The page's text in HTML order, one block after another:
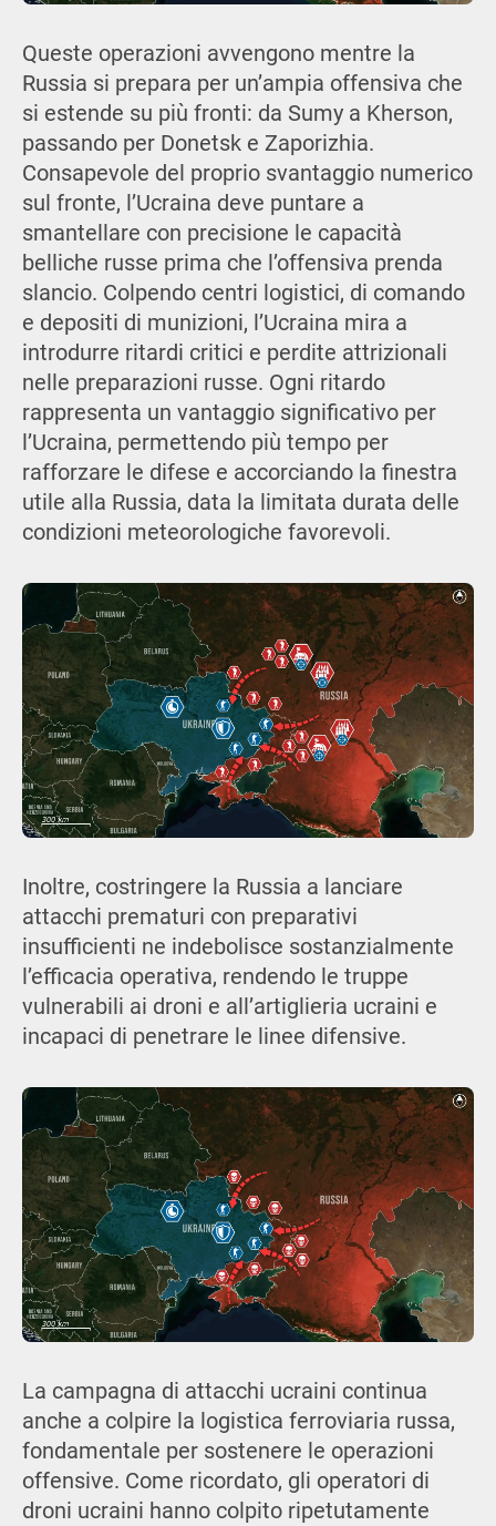
Queste operazioni avvengono mentre la
Russia si prepara per un’ampia offensiva che
si estende su più fronti: da Sumy a Kherson,
passando per Donetsk e Zaporizhia.
Consapevole del proprio svantaggio numerico
sul fronte, l’Ucraina deve puntare a
smantellare con precisione le capacità
belliche russe prima che l’offensiva prenda
slancio. Colpendo centri logistici, di comando
e depositi di munizioni, l’Ucraina mira a
introdurre ritardi critici e perdite attrizionali
nelle preparazioni russe. Ogni ritardo
rappresenta un vantaggio significativo per
l’Ucraina, permettendo più tempo per
rafforzare le difese e accorciando la finestra
utile alla Russia, data la limitata durata delle
condizioni meteorologiche favorevoli.
Inoltre, costringere la Russia a lanciare
attacchi prematuri con preparativi
insufficienti ne indebolisce sostanzialmente
l’efficacia operativa, rendendo le truppe
vulnerabili ai droni e all’artiglieria ucraini e
incapaci di penetrare le linee difensive.
La campagna di attacchi ucraini continua
anche a colpire la logistica ferroviaria russa,
fondamentale per sostenere le operazioni
offensive. Come ricordato, gli operatori di
droni ucraini hanno colpito ripetutamente